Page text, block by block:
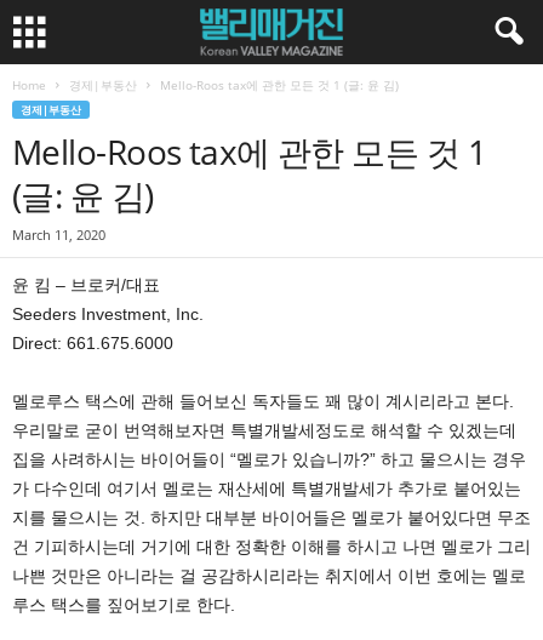
Home 경제|부동산 Mello-Roos tax에 관한 모든 것 1 (글: 윤 김)
경제|부동산
Mello-Roos tax에 관한 모든 것 1
(글: 윤 김)
March 11, 2020
윤 킴 – 브로커/대표
Seeders Investment, Inc.
Direct: 661.675.6000
멜로루스 택스에 관해 들어보신 독자들도 꽤 많이 계시리라고 본다.
우리말로 굳이 번역해보자면 특별개발세정도로 해석할 수 있겠는데
집을 사려하시는 바이어들이 “멜로가 있습니까?” 하고 물으시는 경우
가 다수인데 여기서 멜로는 재산세에 특별개발세가 추가로 붙어있는
지를 물으시는 것. 하지만 대부분 바이어들은 멜로가 붙어있다면 무조
건 기피하시는데 거기에 대한 정확한 이해를 하시고 나면 멜로가 그리
나쁜 것만은 아니라는 걸 공감하시리라는 취지에서 이번 호에는 멜로
루스 택스를 짚어보기로 한다.